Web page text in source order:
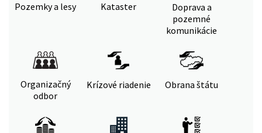
Pozemky a lesy Kataster
Doprava a
pozemné
komunikácie
Organizačný
odbor
Krízové riadenie Obrana štátu